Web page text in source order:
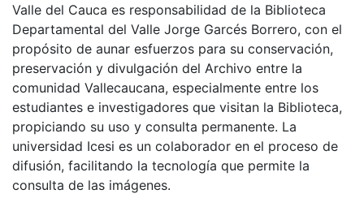
Valle del Cauca es responsabilidad de la Biblioteca
Departamental del Valle Jorge Garcés Borrero, con el
propósito de aunar esfuerzos para su conservación,
preservación y divulgación del Archivo entre la
comunidad Vallecaucana, especialmente entre los
estudiantes e investigadores que visitan la Biblioteca,
propiciando su uso y consulta permanente. La
universidad Icesi es un colaborador en el proceso de
difusión, facilitando la tecnología que permite la
consulta de las imágenes.